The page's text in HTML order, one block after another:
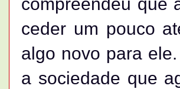
compreendeu que
ceder um pouco
algo novo para
a sociedade que